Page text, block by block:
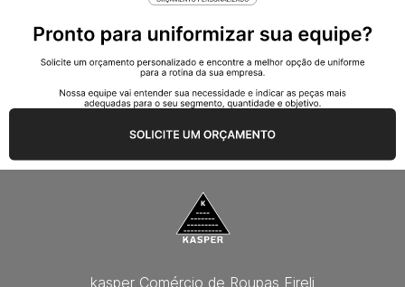
kasper Comércio de Roupas Eireli